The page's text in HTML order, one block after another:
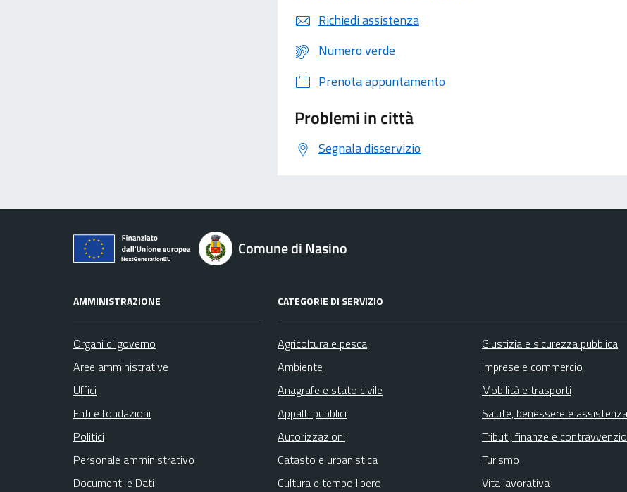
Richiedi assistenza
Numero verde
Prenota appuntamento
Problemi in città
Segnala disservizio
Comune di Nasino
AMMINISTRAZIONE
Organi di governo
Aree amministrative
Uffici
Enti e fondazioni
Politici
Personale amministrativo
Documenti e Dati
CATEGORIE DI SERVIZIO
Agricoltura e pesca
Ambiente
Anagrafe e stato civile
Appalti pubblici
Autorizzazioni
Catasto e urbanistica
Cultura e tempo libero
Giustizia e sicurezza pubblica
Imprese e commercio
Mobilità e trasporti
Salute, benessere e assistenza
Tributi, finanze e
Turismo
Vita lavorativa